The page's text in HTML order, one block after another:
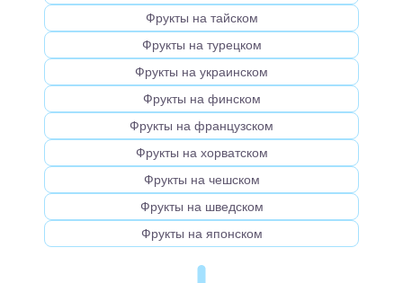
Фрукты на тайском
Фрукты на турецком
Фрукты на украинском
Фрукты на финском
Фрукты на французском
Фрукты на хорватском
Фрукты на чешском
Фрукты на шведском
Фрукты на японском